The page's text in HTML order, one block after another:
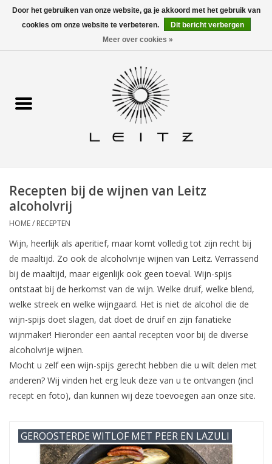
0 Artikelen - €0,00 Contact
Recepten
Leitz in de pers
Horeca
Recepten bij de wijnen van Leitz
alcoholvrij
HOME/ RECEPTEN
Wijn, heerlijk als aperitief, maar komt volledig tot zijn recht bij
de maaltijd. Zo ook de alcoholvrije wijnen van Leitz. Verrassend
bij de maaltijd, maar eigenlijk ook geen toeval. Wijn-spijs
ontstaat bij de herkomst van de wijn. Welke druif, welke blend,
welke streek en welke wijngaard. Het is niet de alcohol die de
wijn-spijs doet slagen, dat doet de druif en zijn fanatieke
wijnmaker! Hieronder een aantal recepten voor bij de diverse
alcoholvrije wijnen.
Mocht u zelf een wijn-spijs gerecht hebben die u wilt delen met
anderen? Wij vinden het erg leuk deze van u te ontvangen (incl
recept en foto), dan kunnen wij deze toevoegen aan onze site.
GEROOSTERDE WITLOF MET PEER EN LAZULI
Door het gebruiken van onze website, ga je akkoord met het gebruik van
cookies om onze website te verbeteren.
Dit bericht verbergen
Meer over cookies »